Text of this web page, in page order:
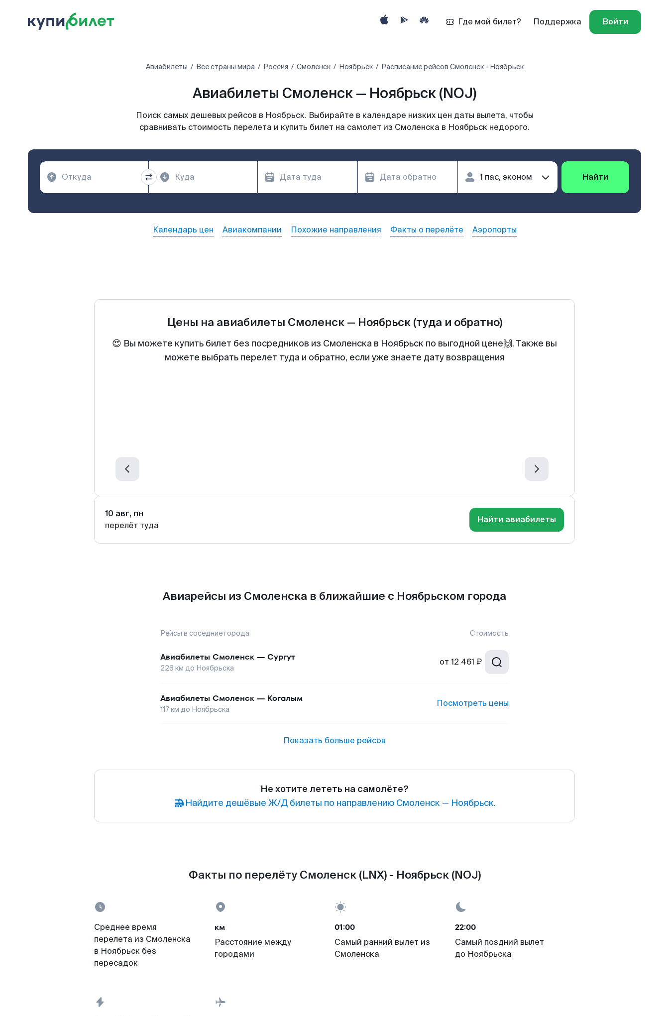
Где мой билет? Поддержка Войти
Авиабилеты Все страны мира Россия Смоленск Ноябрьск Расписание рейсов Смоленск - Ноябрьск
Авиабилеты Смоленск — Ноябрьск (NOJ)
Поиск самых дешевых рейсов в Ноябрьск. Выбирайте в календаре низких цен даты вылета, чтобы
сравнивать стоимость перелета и купить билет на самолет из Смоленска в Ноябрьск недорого.
Найти
Календарь цен Авиакомпании Похожие направления Факты о перелёте Аэропорты
Цены на авиабилеты Смоленск— Ноябрьск (туда и обратно)
😍 Вы можете купить билет без посредников из Смоленска в Ноябрьск по выгодной цене🙌. Также вы
можете выбрать перелет туда и обратно, если уже знаете дату возвращения
10 авг, пн
перелёт туда
Найти авиабилеты
Авиарейсы из Смоленска в ближайшие с Ноябрьском города
Рейсы в соседние города Стоимость
Авиабилеты Смоленск — Сургут
226 км до Ноябрьска
от 12 461 ₽
Авиабилеты Смоленск — Когалым
117км до Ноябрьска
Посмотреть цены
Показать больше рейсов
Не хотите лететь на самолёте?
Найдите дешёвые Ж/Д билеты по направлению Смоленск — Ноябрьск.
Факты по перелёту Смоленск (LNX) - Ноябрьск (NOJ)
Среднее время
перелета из Смоленска
в Ноябрьск без
пересадок
км
Расстояние между
городами
01:00
Самый ранний вылет из
Смоленска
22:00
Самый поздний вылет
до Ноябрьска